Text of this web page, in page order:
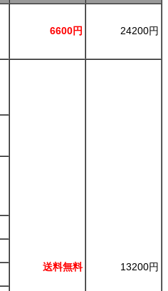
6600円 24200円
送料無料 13200円